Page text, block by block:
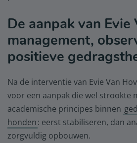
De aanpak van Evie
management,
positieve
Na de interventie van Evie Van
voor een aanpak die wel strookte
academische principes binnen
honden: eerst stabiliseren, dan
zorgvuldig opbouwen.